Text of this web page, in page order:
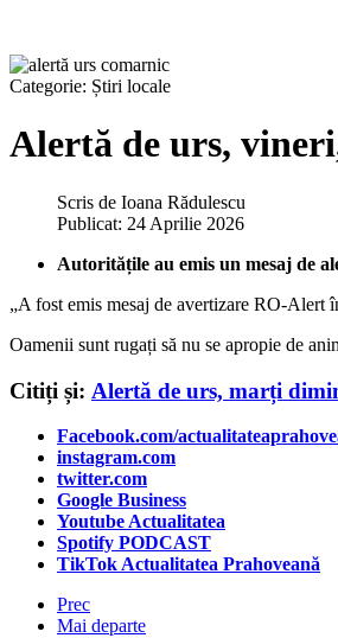
Categorie: Știri locale
Alertă de urs,
Scris de Ioana Rădulescu
Publicat: 24 Aprilie 2026
Autoritățile au emis un mesaj de
„A fost emis mesaj de avertizare RO-Alert
Oamenii sunt rugați să nu se apropie de
Citiți și: Alertă de urs, marți
Facebook.com/
instagram.com
twitter.com
Google Business
Youtube Actualitatea
Spotify PODCAST
TikTok Actualitatea Prahoveană
Prec
Mai departe